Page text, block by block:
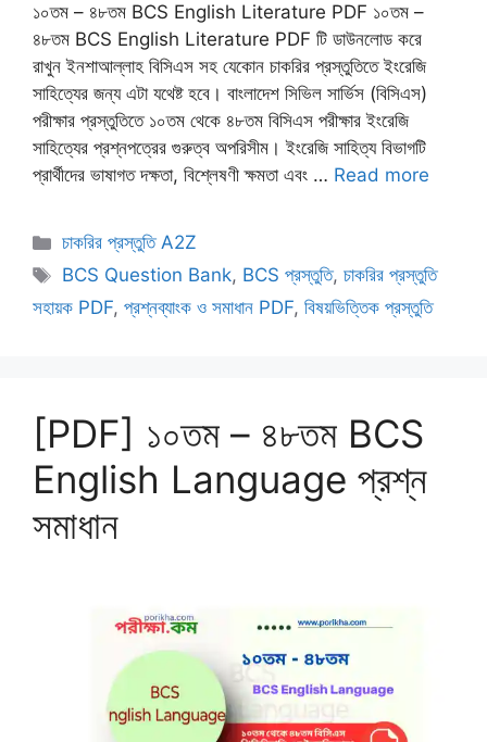
১০তম – ৪৮তম BCS English Literature PDF ১০তম –
৪৮তম BCS English Literature PDF টি ডাউনলোড করে
রাখুন ইনশাআল্লাহ বিসিএস সহ যেকোন চাকরির প্রস্তুতিতে ইংরেজি
সাহিত্যের জন্য এটা যথেষ্ট হবে। বাংলাদেশ সিভিল সার্ভিস (বিসিএস)
পরীক্ষার প্রস্তুতিতে ১০তম থেকে ৪৮তম বিসিএস পরীক্ষার ইংরেজি
সাহিত্যের প্রশ্নপত্রের গুরুত্ব অপরিসীম। ইংরেজি সাহিত্য বিভাগটি
প্রার্থীদের ভাষাগত দক্ষতা, বিশ্লেষণী ক্ষমতা এবং … Read more
Categories
চাকরির প্রস্তুতি A2Z
Tags
BCS Question Bank, BCS প্রস্তুতি,চাকরির প্রস্তুতি
সহায়ক PDF, প্রশ্নব্যাংক ও সমাধান PDF, বিষয়ভিত্তিক প্রস্তুতি
[PDF] ১০তম – ৪৮তম BCS
English Language প্রশ্ন
সমাধান